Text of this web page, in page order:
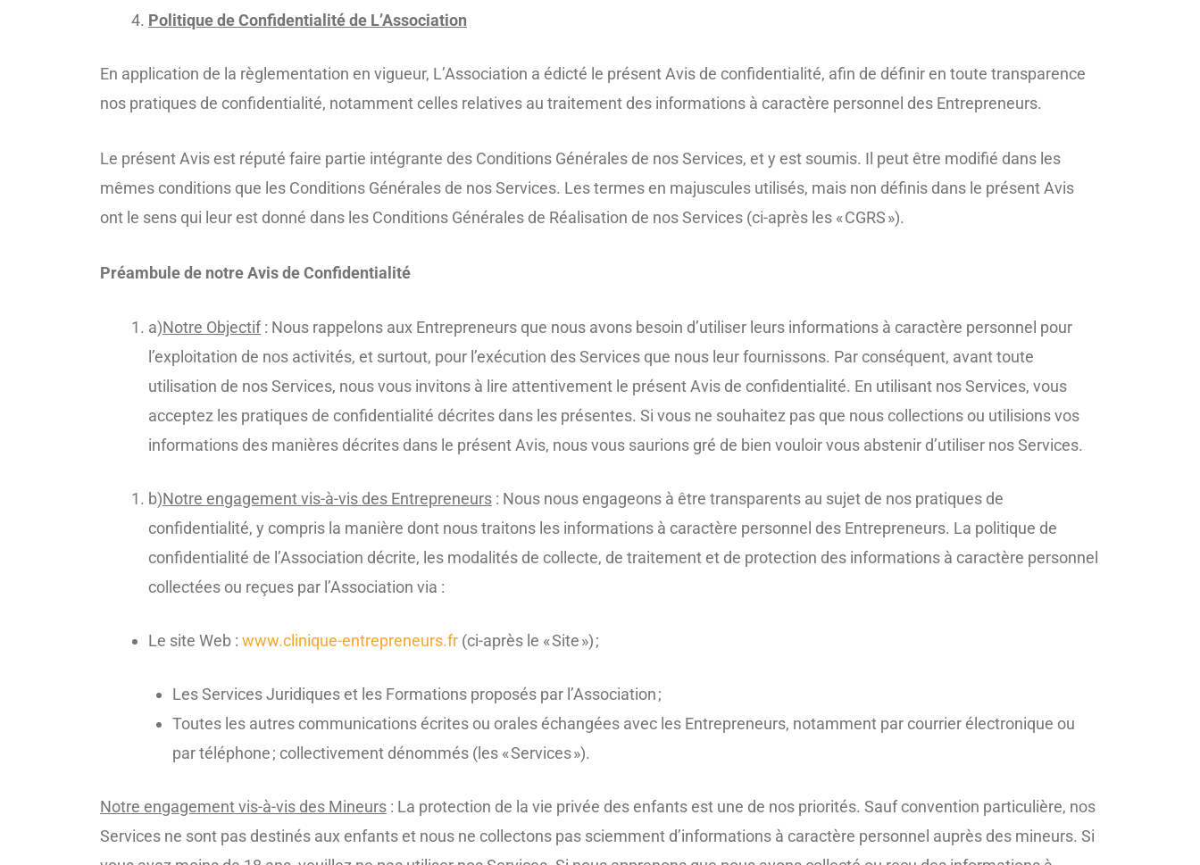
Politique de Confidentialité de L’Association
En application de la règlementation en vigueur, L’Association a édicté le présent Avis de confidentialité, afin de définir en toute transparence
nos pratiques de confidentialité, notamment celles relatives au traitement des informations à caractère personnel des Entrepreneurs.
Le présent Avis est réputé faire partie intégrante des Conditions Générales de nos Services, et y est soumis. Il peut être modifié dans les
mêmes conditions que les Conditions Générales de nos Services. Les termes en majuscules utilisés, mais non définis dans le présent Avis
ont le sens qui leur est donné dans les Conditions Générales de Réalisation de nos Services (ci-après les « CGRS »).
Préambule de notre Avis de Confidentialité
a)Notre Objectif: Nous rappelons aux Entrepreneurs que nous avons besoin d’utiliser leurs informations à caractère personnel pour
l’exploitation de nos activités, et surtout, pour l’exécution des Services que nous leur fournissons. Par conséquent, avant toute
utilisation de nos Services, nous vous invitons à lire attentivement le présent Avis de confidentialité. En utilisant nos Services, vous
acceptez les pratiques de confidentialité décrites dans les présentes. Si vous ne souhaitez pas que nous collections ou utilisions vos
informations des manières décrites dans le présent Avis, nous vous saurions gré de bien vouloir vous abstenir d’utiliser nos Services.
b)Notre engagement vis-à-vis des Entrepreneurs : Nous nous engageons à être transparents au sujet de nos pratiques de
confidentialité, y compris la manière dont nous traitons les informations à caractère personnel des Entrepreneurs. La politique de
confidentialité de l’Association décrite, les modalités de collecte, de traitement et de protection des informations à caractère personnel
collectées ou reçues par l’Association via :
Le site Web : www.clinique-entrepreneurs.fr (ci-après le « Site ») ;
Les Services Juridiques et les Formations proposés par l’Association ;
Toutes les autres communications écrites ou orales échangées avec les Entrepreneurs, notamment par courrier électronique ou
par téléphone ; collectivement dénommés (les « Services »).
Notre engagement vis-à-vis des Mineurs : La protection de la vie privée des enfants est une de nos priorités. Sauf convention particulière, nos
Services ne sont pas destinés aux enfants et nous ne collectons pas sciemment d’informations à caractère personnel auprès des mineurs. Si